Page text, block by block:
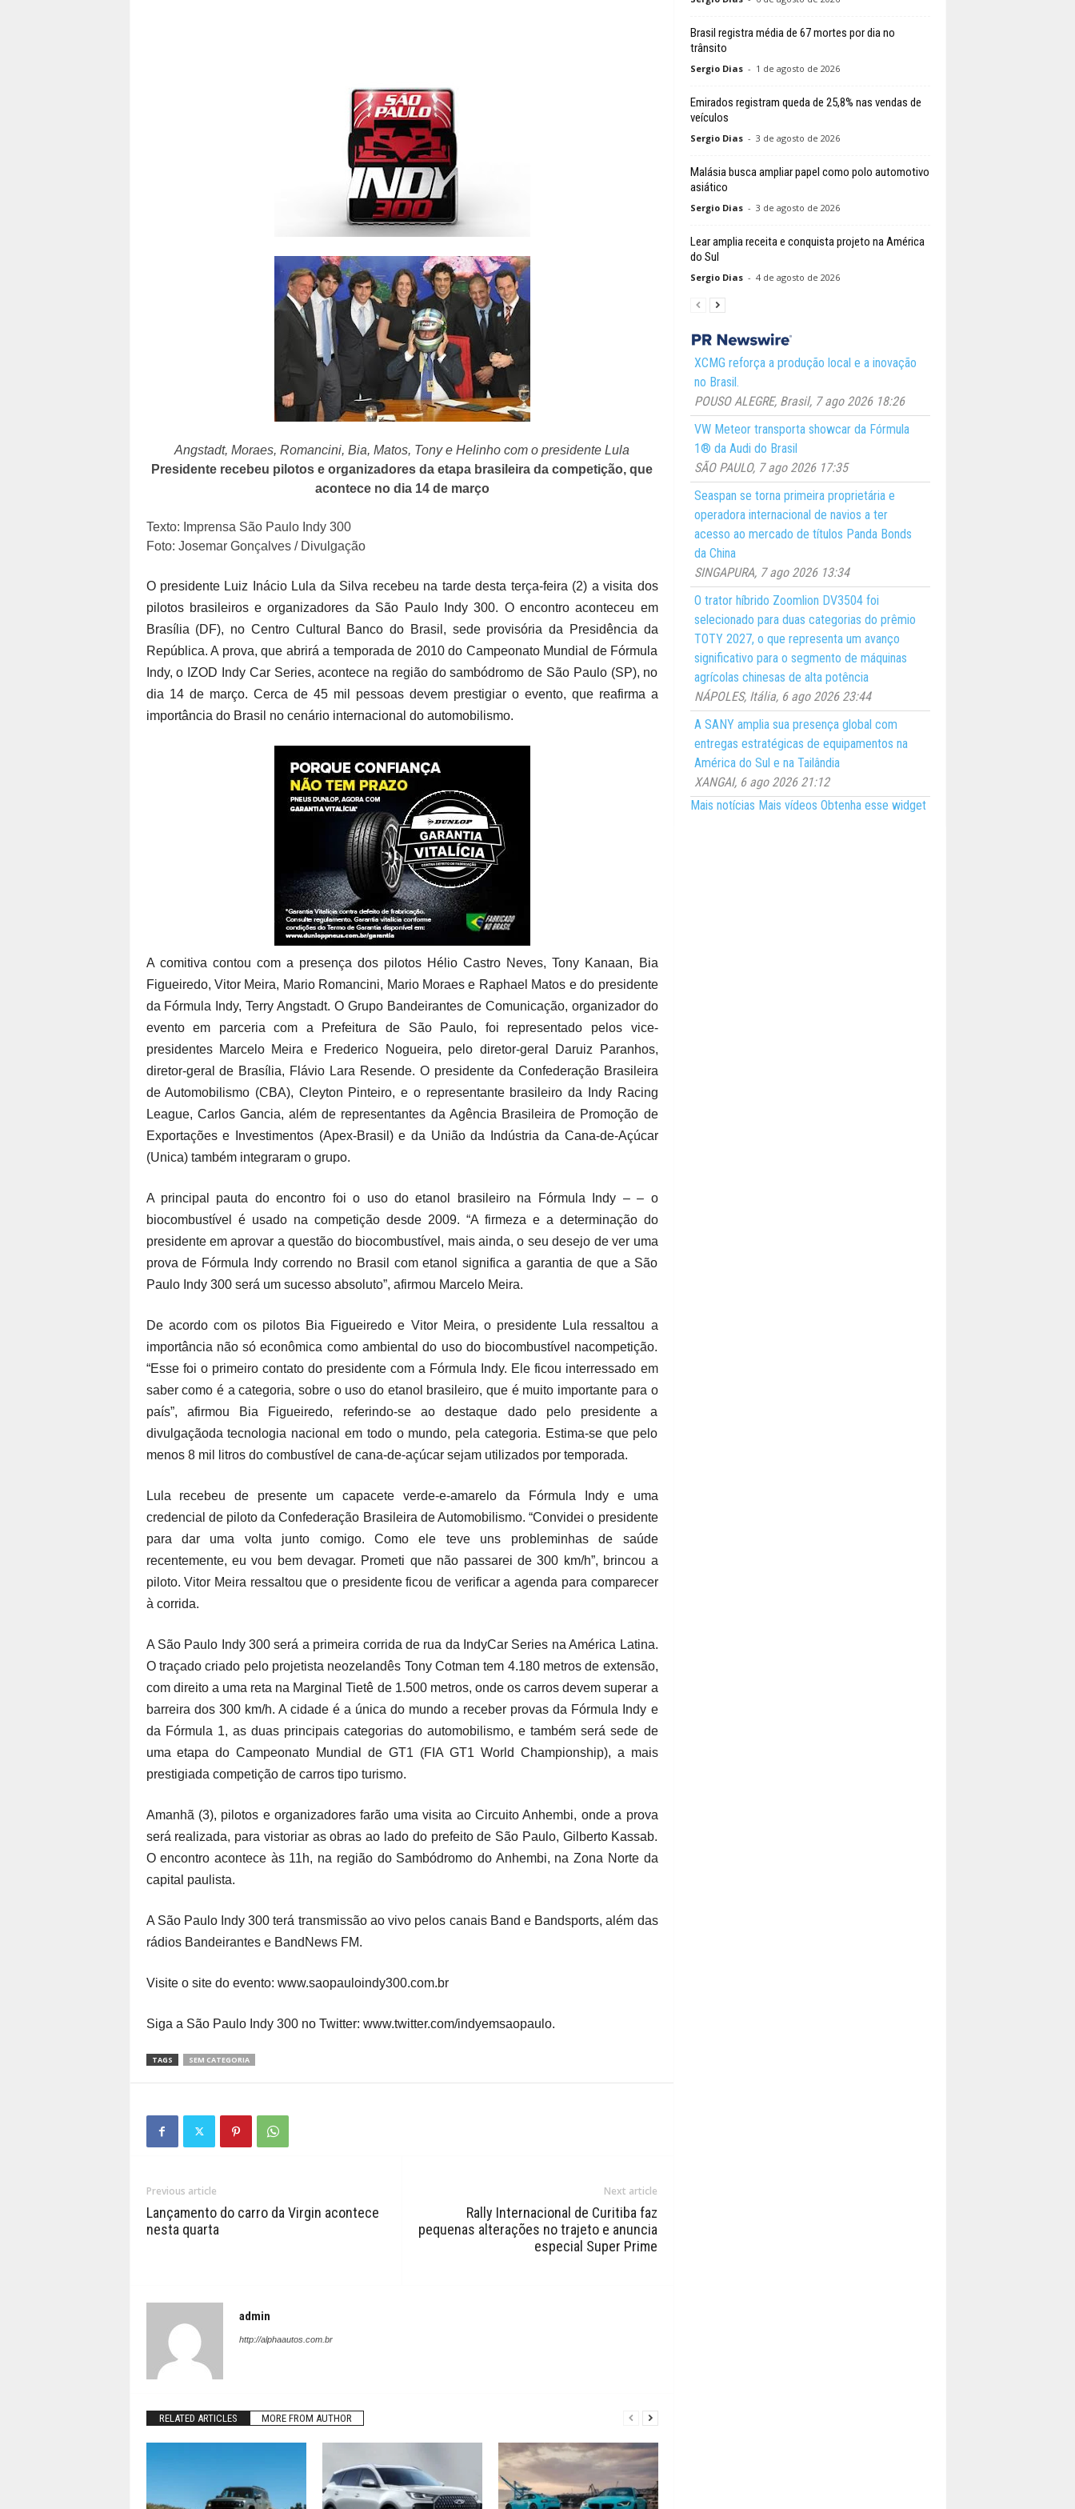
Angstadt, Moraes, Romancini, Bia, Matos, Tony e Helinho com o presidente Lula
Presidente recebeu pilotos e organizadores da etapa brasileira da competição, que
acontece no dia 14 de março
Texto: Imprensa São Paulo Indy 300
Foto: Josemar Gonçalves / Divulgação
O presidente Luiz Inácio Lula da Silva recebeu na tarde desta terça-feira (2) a visita dos
pilotos brasileiros e organizadores da São Paulo Indy 300. O encontro aconteceu em
Brasília (DF), no Centro Cultural Banco do Brasil, sede provisória da Presidência da
República. A prova, que abrirá a temporada de 2010 do Campeonato Mundial de Fórmula
Indy, o IZOD Indy Car Series, acontece na região do sambódromo de São Paulo (SP), no
dia 14 de março. Cerca de 45 mil pessoas devem prestigiar o evento, que reafirma a
importância do Brasil no cenário internacional do automobilismo.
A comitiva contou com a presença dos pilotos Hélio Castro Neves, Tony Kanaan, Bia
Figueiredo, Vitor Meira, Mario Romancini, Mario Moraes e Raphael Matos e do presidente
da Fórmula Indy, Terry Angstadt. O Grupo Bandeirantes de Comunicação, organizador do
evento em parceria com a Prefeitura de São Paulo, foi representado pelos vice-
presidentes Marcelo Meira e Frederico Nogueira, pelo diretor-geral Daruiz Paranhos,
diretor-geral de Brasília, Flávio Lara Resende. O presidente da Confederação Brasileira
de Automobilismo (CBA), Cleyton Pinteiro, e o representante brasileiro da Indy Racing
League, Carlos Gancia, além de representantes da Agência Brasileira de Promoção de
Exportações e Investimentos (Apex-Brasil) e da União da Indústria da Cana-de-Açúcar
(Unica) também integraram o grupo.
A principal pauta do encontro foi o uso do etanol brasileiro na Fórmula Indy – – o
biocombustível é usado na competição desde 2009. “A firmeza e a determinação do
presidente em aprovar a questão do biocombustível, mais ainda, o seu desejo de ver uma
prova de Fórmula Indy correndo no Brasil com etanol significa a garantia de que a São
Paulo Indy 300 será um sucesso absoluto”, afirmou Marcelo Meira.
De acordo com os pilotos Bia Figueiredo e Vitor Meira, o presidente Lula ressaltou a
importância não só econômica como ambiental do uso do biocombustível nacompetição.
“Esse foi o primeiro contato do presidente com a Fórmula Indy. Ele ficou interressado em
saber como é a categoria, sobre o uso do etanol brasileiro, que é muito importante para o
país”, afirmou Bia Figueiredo, referindo-se ao destaque dado pelo presidente a
divulgaçãoda tecnologia nacional em todo o mundo, pela categoria. Estima-se que pelo
menos 8 mil litros do combustível de cana-de-açúcar sejam utilizados por temporada.
Lula recebeu de presente um capacete verde-e-amarelo da Fórmula Indy e uma
credencial de piloto da Confederação Brasileira de Automobilismo. “Convidei o presidente
para dar uma volta junto comigo. Como ele teve uns probleminhas de saúde
recentemente, eu vou bem devagar. Prometi que não passarei de 300 km/h”, brincou a
piloto. Vitor Meira ressaltou que o presidente ficou de verificar a agenda para comparecer
à corrida.
A São Paulo Indy 300 será a primeira corrida de rua da IndyCar Series na América Latina.
O traçado criado pelo projetista neozelandês Tony Cotman tem 4.180 metros de extensão,
com direito a uma reta na Marginal Tietê de 1.500 metros, onde os carros devem superar a
barreira dos 300 km/h. A cidade é a única do mundo a receber provas da Fórmula Indy e
da Fórmula 1, as duas principais categorias do automobilismo, e também será sede de
uma etapa do Campeonato Mundial de GT1 (FIA GT1 World Championship), a mais
prestigiada competição de carros tipo turismo.
Amanhã (3), pilotos e organizadores farão uma visita ao Circuito Anhembi, onde a prova
será realizada, para vistoriar as obras ao lado do prefeito de São Paulo, Gilberto Kassab.
O encontro acontece às 11h, na região do Sambódromo do Anhembi, na Zona Norte da
capital paulista.
A São Paulo Indy 300 terá transmissão ao vivo pelos canais Band e Bandsports, além das
rádios Bandeirantes e BandNews FM.
Visite o site do evento: www.saopauloindy300.com.br
Siga a São Paulo Indy 300 no Twitter: www.twitter.com/indyemsaopaulo.
TAGS SEM CATEGORIA
Previous article
Lançamento do carro da Virgin acontece
nesta quarta
Next article
Rally Internacional de Curitiba faz
pequenas alterações no trajeto e anuncia
especial Super Prime
admin
http://alphaautos.com.br
RELATED ARTICLES MORE FROM AUTHOR
Brasil registra média de 67 mortes por dia no
trânsito
Sergio Dias - 1 de agosto de 2026
Emirados registram queda de 25,8% nas vendas de
veículos
Sergio Dias - 3 de agosto de 2026
Malásia busca ampliar papel como polo automotivo
asiático
Sergio Dias - 3 de agosto de 2026
Lear amplia receita e conquista projeto na América
do Sul
Sergio Dias - 4 de agosto de 2026
XCMG reforça a produção local e a inovação
no Brasil.
POUSO ALEGRE, Brasil, 7 ago 2026 18:26
VW Meteor transporta showcar da Fórmula
1® da Audi do Brasil
SÃO PAULO, 7 ago 2026 17:35
Seaspan se torna primeira proprietária e
operadora internacional de navios a ter
acesso ao mercado de títulos Panda Bonds
da China
SINGAPURA, 7 ago 2026 13:34
O trator híbrido Zoomlion DV3504 foi
selecionado para duas categorias do prêmio
TOTY 2027, o que representa um avanço
significativo para o segmento de máquinas
agrícolas chinesas de alta potência
NÁPOLES, Itália, 6 ago 2026 23:44
A SANY amplia sua presença global com
entregas estratégicas de equipamentos na
América do Sul e na Tailândia
XANGAI, 6 ago 2026 21:12
Mais notícias Mais vídeos Obtenha esse widget